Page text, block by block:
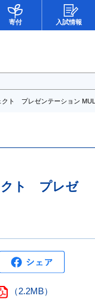
寄付 入試情報
ト プレゼンテーション
クト プレゼ
（2.2MB）